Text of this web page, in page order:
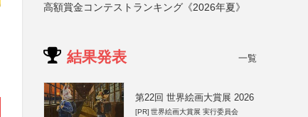
高額賞金コンテストランキング《2026年夏》
結果発表 一覧
第22回 世界絵画大賞展 2026
[PR] 世界絵画大賞展 実行委員会